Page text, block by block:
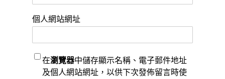
個人網站網址
在瀏覽器中儲存顯示名稱、電子郵件地址
及個人網站網址，以供下次發佈留言時使